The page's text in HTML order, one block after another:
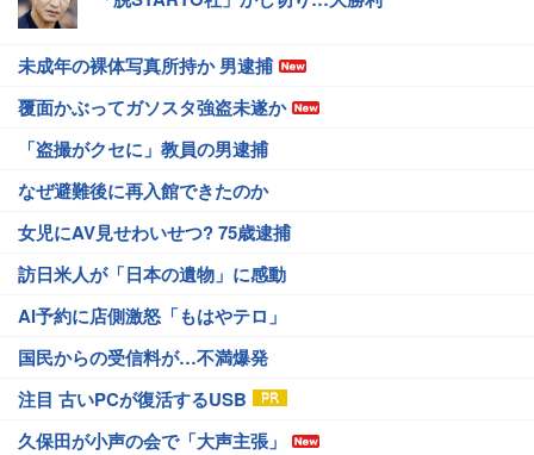
未成年の裸体写真所持か 男逮捕
覆面かぶってガソスタ強盗未遂か
「盗撮がクセに」教員の男逮捕
なぜ避難後に再入館できたのか
女児にAV見せわいせつ? 75歳逮捕
訪日米人が「日本の遺物」に感動
AI予約に店側激怒「もはやテロ」
国民からの受信料が…不満爆発
注目 古いPCが復活するUSB
久保田が小声の会で「大声主張」